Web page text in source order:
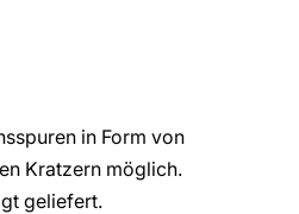
in Form von
Kratzern möglich.
geliefert.